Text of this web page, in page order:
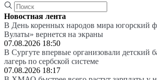
Новостная лента
В День коренных народов мира югорский
Вулаты» вернется на экраны
07.08.2026 18:50
В Сургуте впервые организовали детский
лагерь по сербской системе
07.08.2026 18:17